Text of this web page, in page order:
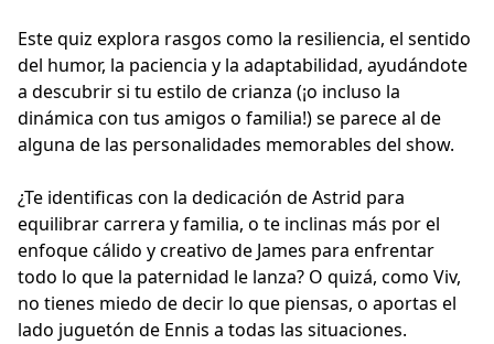
Este quiz explora rasgos como la resiliencia, el sentido
del humor, la paciencia y la adaptabilidad, ayudándote
a descubrir si tu estilo de crianza (¡o incluso la
dinámica con tus amigos o familia!) se parece al de
alguna de las personalidades memorables del show.
¿Te identificas con la dedicación de Astrid para
equilibrar carrera y familia, o te inclinas más por el
enfoque cálido y creativo de James para enfrentar
todo lo que la paternidad le lanza? O quizá, como Viv,
no tienes miedo de decir lo que piensas, o aportas el
lado juguetón de Ennis a todas las situaciones.